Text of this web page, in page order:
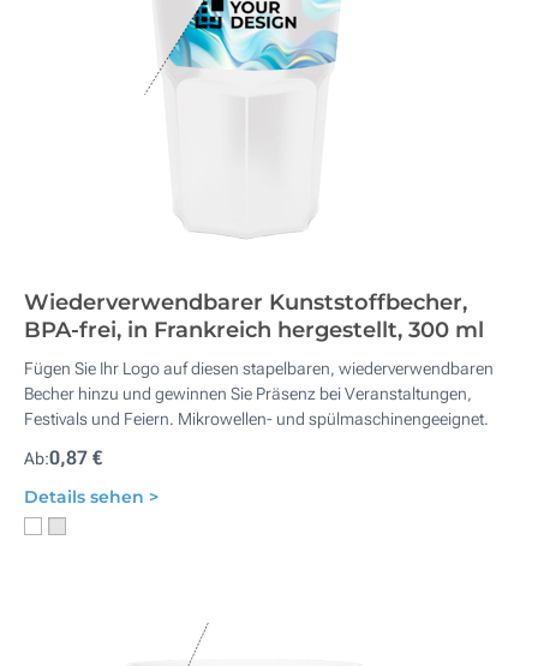
Wiederverwendbarer Kunststoffbecher,
BPA-frei, in Frankreich hergestellt, 300 ml
Fügen Sie Ihr Logo auf diesen stapelbaren, wiederverwendbaren
Becher hinzu und gewinnen Sie Präsenz bei Veranstaltungen,
Festivals und Feiern. Mikrowellen- und spülmaschinengeeignet.
Ab:0,87 €
Details sehen >